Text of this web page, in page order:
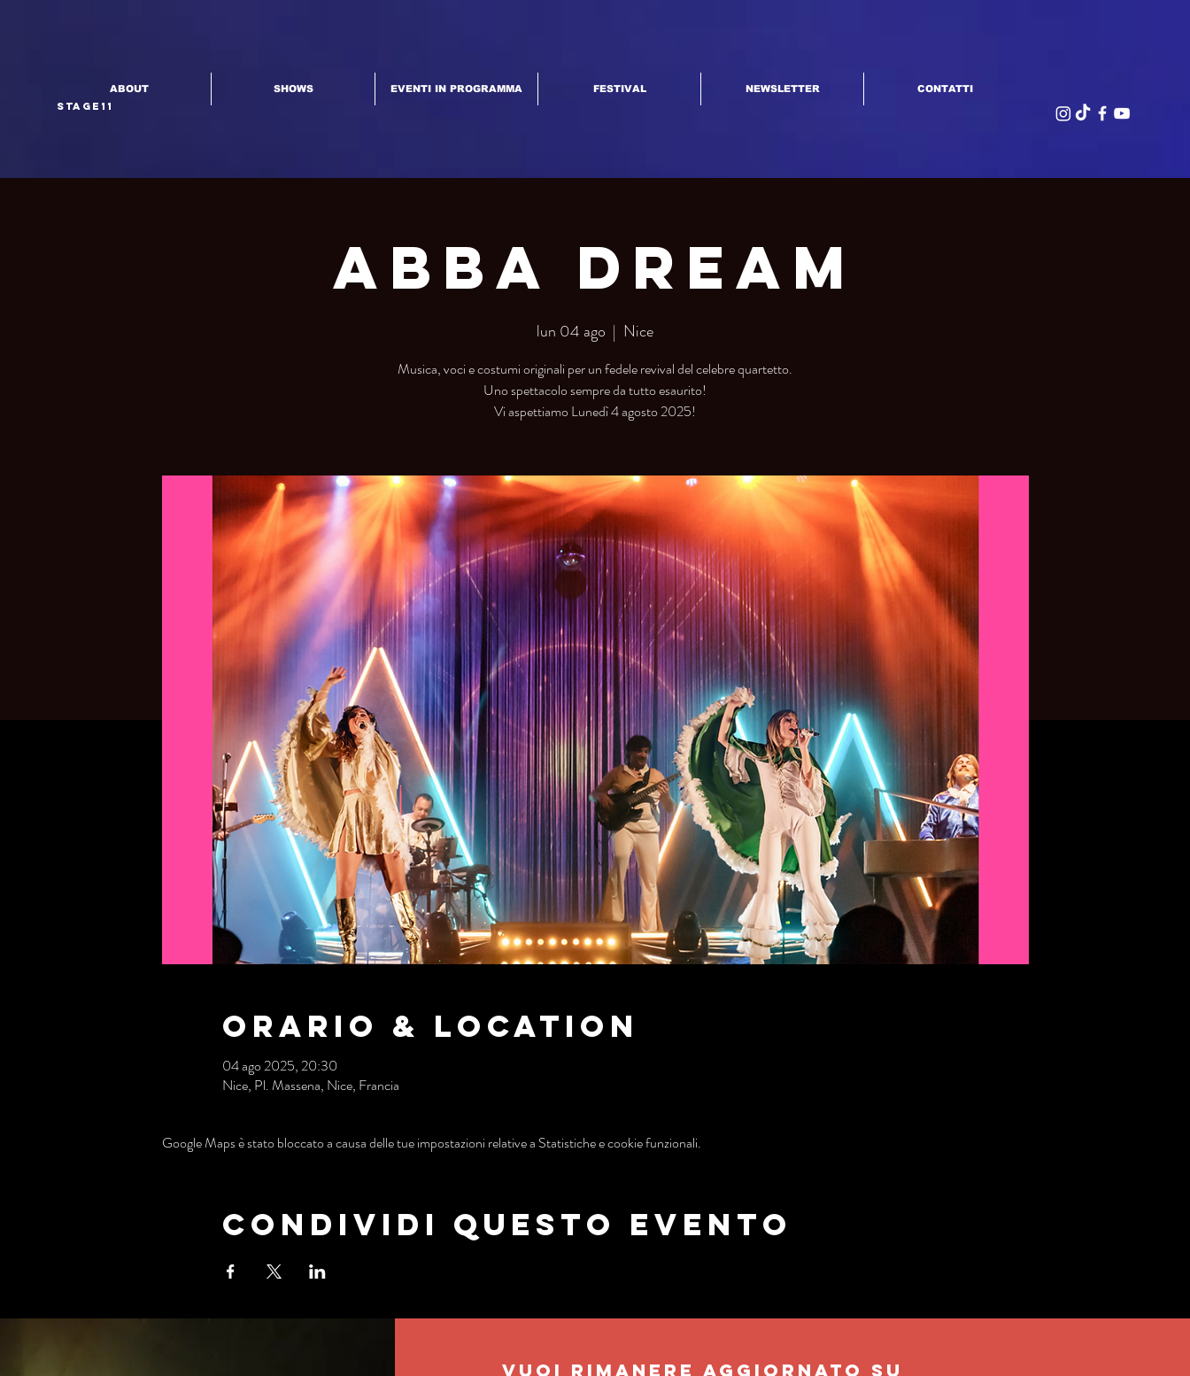
Stage11
ABOUT SHOWS EVENTI IN PROGRAMMA FESTIVAL NEWSLETTER CONTATTI
Abba Dream
lun 04 ago
  |
Nice
Musica, voci e costumi originali per un fedele revival del celebre quartetto.
Uno spettacolo sempre da tutto esaurito!
Vi aspettiamo Lunedì 4 agosto 2025!
Orario & Location
04 ago 2025, 20:30
Nice, Pl. Massena, Nice, Francia
Google Maps è stato bloccato a causa delle tue impostazioni relative a Statistiche e cookie funzionali.
Condividi questo evento
VUOI RIMANERE AGGIORNATO SU